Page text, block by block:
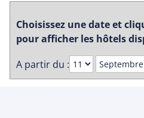
Choisissez une date et
pour afficher les hôtels
A partir du :